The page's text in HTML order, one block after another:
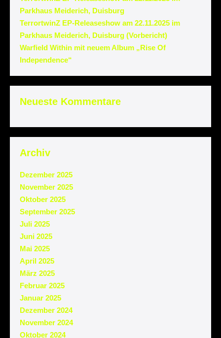
Parkhaus Meiderich, Duisburg
TerrortwinZ EP-Releaseshow am 22.11.2025 im
Parkhaus Meiderich, Duisburg (Vorbericht)
Warfield Within mit neuem Album „Rise Of
Independence“
Neueste Kommentare
Archiv
Dezember 2025
November 2025
Oktober 2025
September 2025
Juli 2025
Juni 2025
Mai 2025
April 2025
März 2025
Februar 2025
Januar 2025
Dezember 2024
November 2024
Oktober 2024